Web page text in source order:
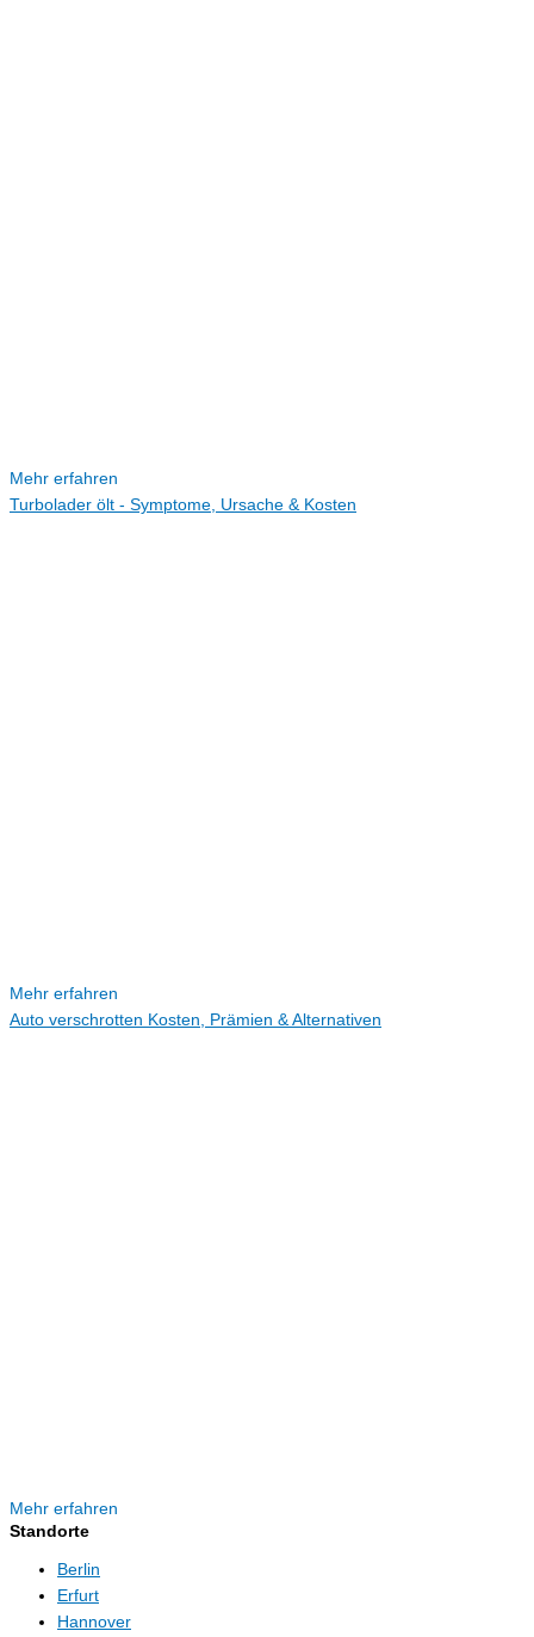
Mehr erfahren
Turbolader ölt - Symptome, Ursache & Kosten
Mehr erfahren
Auto verschrotten Kosten, Prämien & Alternativen
Mehr erfahren
Standorte
Berlin
Erfurt
Hannover